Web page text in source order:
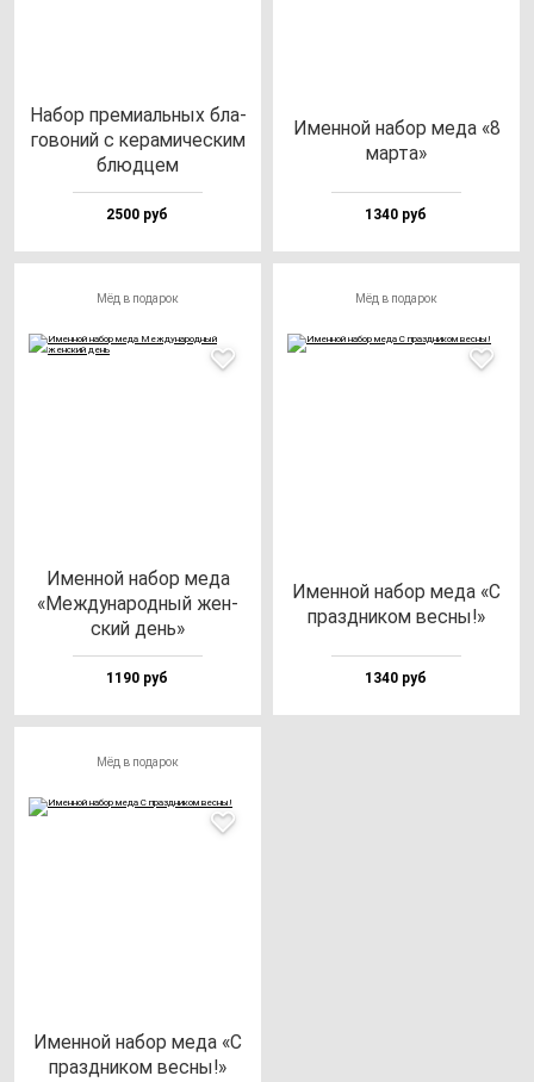
Набор пре­ми­аль­ных бла­
го­во­ний с ке­ра­ми­чес­ким
блюд­цем
2500 руб
Имен­ной на­бор ме­да «8
мар­та»
1340 руб
Мёд в подарок
Имен­ной на­бор ме­да
«Меж­ду­на­род­ный жен­
ский день»
1190 руб
Мёд в подарок
Имен­ной на­бор ме­да «С
праз­дни­ком вес­ны!»
1340 руб
Мёд в подарок
Имен­ной на­бор ме­да «С
праз­дни­ком вес­ны!»